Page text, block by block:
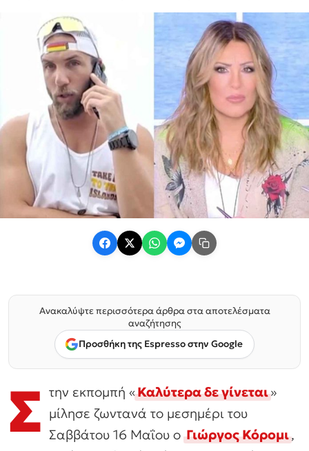
Ανακαλύψτε περισσότερα άρθρα στα αποτελέσματα
αναζήτησης
Προσθήκη της Espresso στην Google
Σ την εκπομπή «Καλύτερα δε γίνεται»
μίλησε ζωντανά το μεσημέρι του
Σαββάτου 16 Μαΐου οΓιώργος Κόρομι,